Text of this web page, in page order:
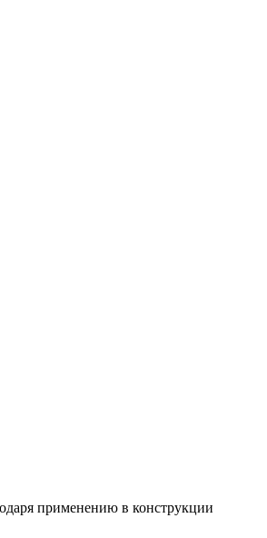
применению в конструкции